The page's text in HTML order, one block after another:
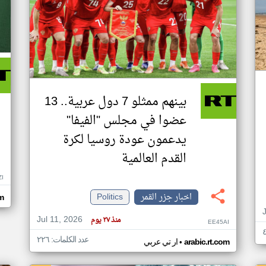
بينهم ممثلو 7 دول عربية.. 13
عضوا في مجلس "الفيفا"
يدعمون عودة روسيا لكرة
القدم العالمية
اخبار جزر القمر
Politics
Jul 11, 2026
منذ ٢٧ يوم EE45AI
ار تي عربي• arabic.rt.com عدد الكلمات: ٢٢٦